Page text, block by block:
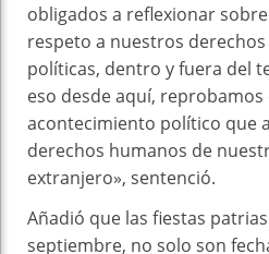
obligados a reflexionar
respeto a nuestros
políticas, dentro y fuera del
eso desde aquí,
acontecimiento político que
derechos humanos de
extranjero», sentenció.
Añadió que las fiestas
septiembre, no solo son